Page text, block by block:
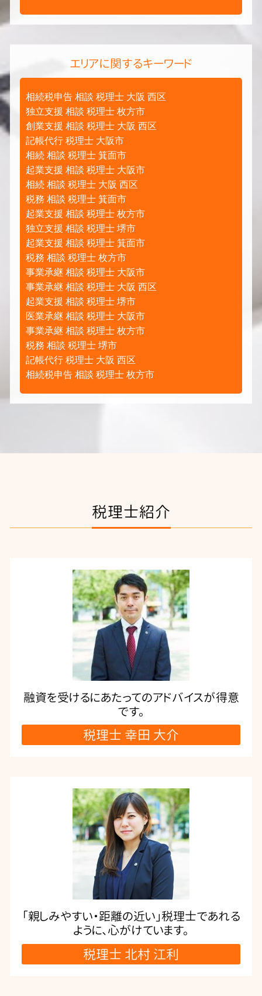
エリアに関するキーワード
相続税申告 相談 税理士 大阪 西区
独立支援 相談 税理士 枚方市
創業支援 相談 税理士 大阪 西区
記帳代行 税理士 大阪市
相続 相談 税理士 箕面市
起業支援 相談 税理士 大阪市
相続 相談 税理士 大阪 西区
税務 相談 税理士 箕面市
起業支援 相談 税理士 枚方市
独立支援 相談 税理士 堺市
起業支援 相談 税理士 箕面市
税務 相談 税理士 枚方市
事業承継 相談 税理士 大阪市
事業承継 相談 税理士 大阪 西区
起業支援 相談 税理士 堺市
医業承継 相談 税理士 大阪市
事業承継 相談 税理士 枚方市
税務 相談 税理士 堺市
記帳代行 税理士 大阪 西区
相続税申告 相談 税理士 枚方市
税理士紹介
融資を受けるにあたってのアドバイスが得意
です。
税理士 幸田 大介
「親しみやすい・距離の近い」税理士であれる
ように、心がけています。
税理士 北村 江利